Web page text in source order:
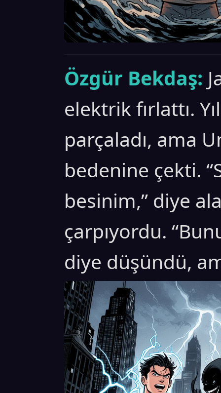
Özgür Bekdaş:
elektrik fırlattı.
parçaladı, ama
bedenine çekti.
besinim,” diye
çarpıyordu.
diye düşündü,